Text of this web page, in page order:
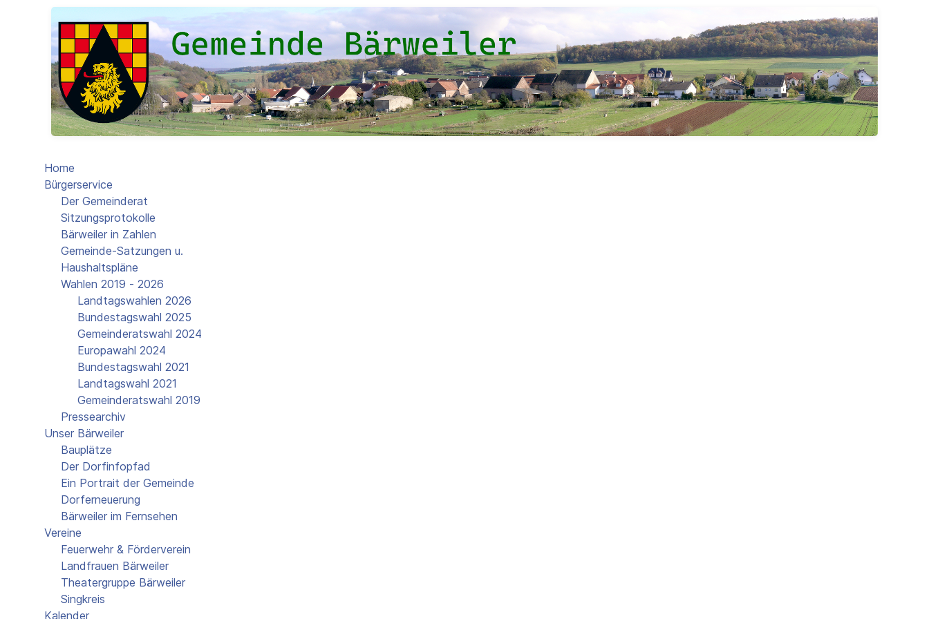
Home
Bürgerservice
Der Gemeinderat
Sitzungsprotokolle
Bärweiler in Zahlen
Gemeinde-Satzungen u.
Haushaltspläne
Wahlen 2019 - 2026
Landtagswahlen 2026
Bundestagswahl 2025
Gemeinderatswahl 2024
Europawahl 2024
Bundestagswahl 2021
Landtagswahl 2021
Gemeinderatswahl 2019
Pressearchiv
Unser Bärweiler
Bauplätze
Der Dorfinfopfad
Ein Portrait der Gemeinde
Dorferneuerung
Bärweiler im Fernsehen
Vereine
Feuerwehr & Förderverein
Landfrauen Bärweiler
Theatergruppe Bärweiler
Singkreis
Kalender